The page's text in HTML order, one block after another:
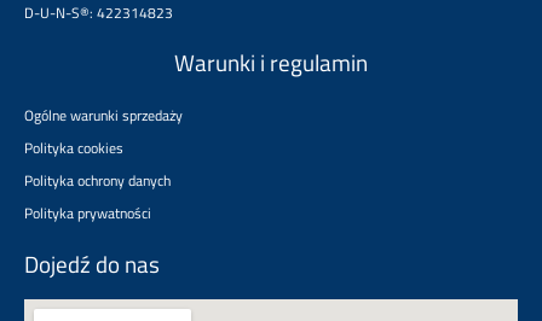
D-U-N-S®: 422314823
Warunki i regulamin
Ogólne warunki sprzedaży
Polityka cookies
Polityka ochrony danych
Polityka prywatności
Dojedź do nas